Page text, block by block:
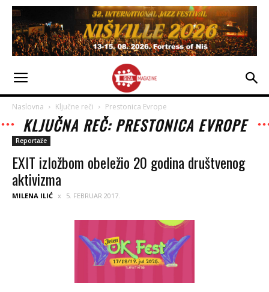
Naslovna Ključne reči Prestonica Evrope
KLJUČNA REČ: PRESTONICA EVROPE
Reportaže
EXIT izložbom obeležio 20 godina društvenog
aktivizma
MILENA ILIĆ 5. FEBRUAR 2017.